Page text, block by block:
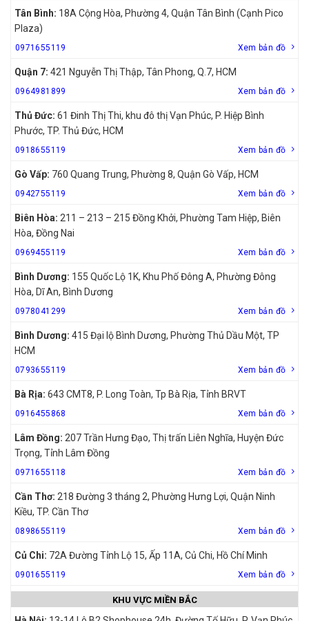
Tân Bình: 18A Cộng Hòa, Phường 4, Quận Tân Bình (Cạnh Pico
Plaza)
0971655119 Xem bản đồ
Quận 7: 421 Nguyễn Thị Thập, Tân Phong, Q.7, HCM
0964981899 Xem bản đồ
Thủ Đức: 61 Đinh Thị Thi, khu đô thị Vạn Phúc, P. Hiệp Bình
Phước, TP. Thủ Đức, HCM
0918655119 Xem bản đồ
Gò Vấp: 760 Quang Trung, Phường 8, Quận Gò Vấp, HCM
0942755119 Xem bản đồ
Biên Hòa: 211 – 213 – 215 Đồng Khởi, Phường Tam Hiệp, Biên
Hòa, Đồng Nai
0969455119 Xem bản đồ
Bình Dương: 155 Quốc Lộ 1K, Khu Phố Đông A, Phường Đông
Hòa, Dĩ An, Bình Dương
0978041299 Xem bản đồ
Bình Dương: 415 Đại lộ Bình Dương, Phường Thủ Dầu Một, TP
HCM
0793655119 Xem bản đồ
Bà Rịa: 643 CMT8, P. Long Toàn, Tp Bà Rịa, Tỉnh BRVT
0916455868 Xem bản đồ
Lâm Đồng: 207 Trần Hưng Đạo, Thị trấn Liên Nghĩa, Huyện Đức
Trọng, Tỉnh Lâm Đồng
0971655118 Xem bản đồ
Cần Thơ: 218 Đường 3 tháng 2, Phường Hưng Lợi, Quận Ninh
Kiều, TP. Cần Thơ
0898655119 Xem bản đồ
Củ Chi: 72A Đường Tỉnh Lộ 15, Ấp 11A, Củ Chi, Hồ Chí Minh
0901655119 Xem bản đồ
KHU VỰC MIỀN BẮC